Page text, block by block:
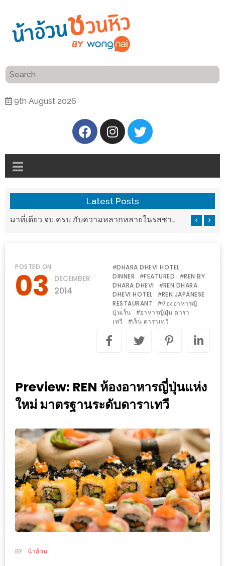
9th August 2026
แนะนำ
อ้วน
ความ
เป็น
ศิริ
ปัน
นาฯ
เชียงใหม่
เล่น
กัน
งาน
เดียว
ครบ
ครั้ง
ช้อป
ชิ
ลล์
ชิม
ที่
HIMMA
Latest Posts
แวะมาชิลยามเย็น กับจุดเช็คอินชมวิวดอยสุเทพสุดฟิน เครื่องดื่มและอาหารครบครันที่ Pool House
POSTED ON
03 DECEMBER
2014
#DHARA DHEVI HOTEL
DINNER
#FEATURED #REN BY
DHARA DHEVI
#REN DHARA
DHEVI HOTEL
#REN JAPANESE
RESTAURANT
#ห้องอาหารญี่
ปุ่นเร็น
#อาหารญี่ปุ่น ดารา
เทวี
#เร็น ดาราเทวี
Preview: REN ห้องอาหารญี่ปุ่นแห่ง
ใหม่ มาตรฐานระดับดาราเทวี
BY น้าอ้วน